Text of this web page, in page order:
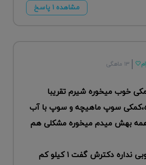
مشاهده ۱ پاسخ
۱۳ ماهگی
خوب میخوره شیرم تقریبا
سوپ ماهیچه و سوپ با آب
همه بهش میدم میخوره مشکلی هم
ولی وزنگیری خوبی نداره دکترش گفت ۱ کیلو کم